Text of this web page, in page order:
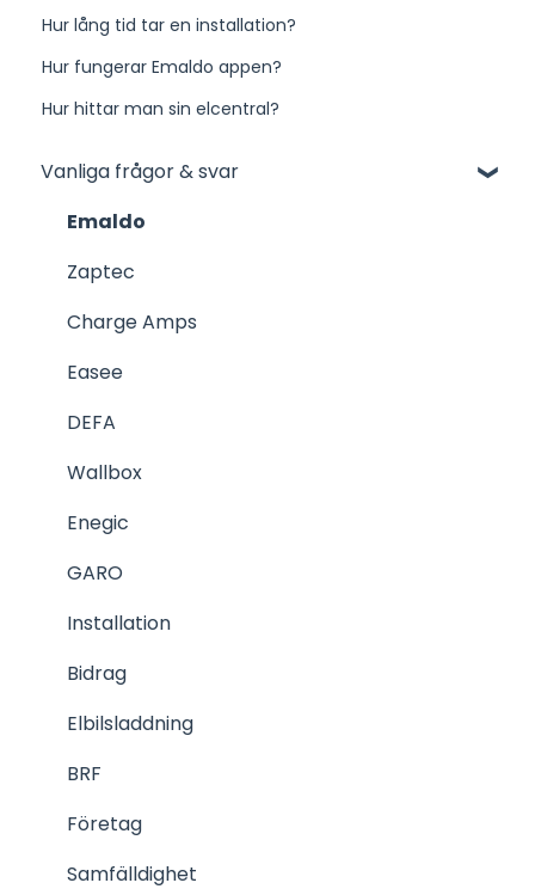
Hur lång tid tar en installation?
Hur fungerar Emaldo appen?
Hur hittar man sin elcentral?
Vanliga frågor & svar
Emaldo
Zaptec
Charge Amps
Easee
DEFA
Wallbox
Enegic
GARO
Installation
Bidrag
Elbilsladdning
BRF
Företag
Samfälldighet